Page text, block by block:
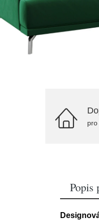
Popis